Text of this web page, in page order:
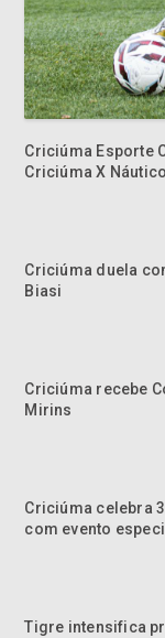
Criciúma Esporte
Criciúma X Náutico
Criciúma duela
Biasi
Criciúma recebe
Mirins
Criciúma celebra
com evento
Tigre intensifica